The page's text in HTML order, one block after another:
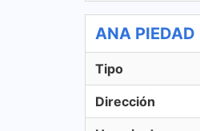
ANA
Tipo
Dirección